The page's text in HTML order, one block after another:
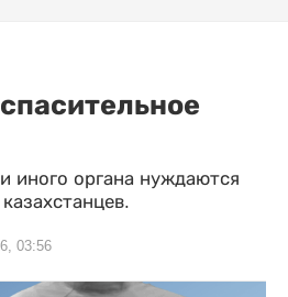
иного органа нуждаются
03:56